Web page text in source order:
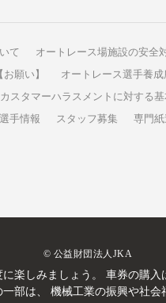
て
オートレース場施設の安全
願い】
オートレース選手養成
カスタマーハラスメントに対する
手情報 スタッフ募集 専門
© 公益財団法人JKA
楽しみましょう。
車券の購入
部は、
機械工業の振興や社会